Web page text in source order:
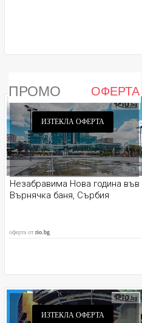
ПРОМО ОФЕРТА
ИЗТЕКЛА ОФЕРТА
Незабравима Нова година във
Върнячка баня, Сърбия
оферта от rio.bg
ИЗТЕКЛА ОФЕРТА